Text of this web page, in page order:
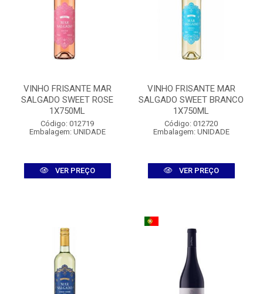
VINHO FRISANTE MAR
SALGADO SWEET ROSE
1X750ML
Código: 012719
Embalagem: UNIDADE
VER PREÇO
VINHO FRISANTE MAR
SALGADO SWEET BRANCO
1X750ML
Código: 012720
Embalagem: UNIDADE
VER PREÇO